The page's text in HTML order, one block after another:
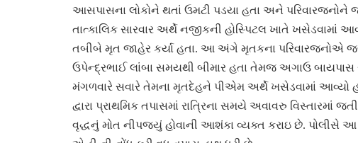
આસપાસના લોકોને થતાં ઉમટી પડયા હતા અને પરિવારજનોને
તાત્કાલિક સારવાર અર્થે નજીકની હોસ્પિટલ ખાતે ખસેડવામાં
તબીબે મૃત જાહેર કર્યા હતા. આ અંગે મૃતકના પરિવારજનોએ
ઉપેન્દ્રભાઈ લાંબા સમયથી બીમાર હતા તેમજ અગાઉ બાયપાસ
મંગળવારે સવારે તેમના મૃતદેહને પીએમ અર્થે ખસેડવામાં આવ્યો
દ્વારા પ્રાથમિક તપાસમાં રાત્રિના સમયે અવાવરુ વિસ્તારમાં
વૃદ્ધનું મોત નીપજ્યું હોવાની આશંકા વ્યક્ત કરાઇ છે. પોલીસે